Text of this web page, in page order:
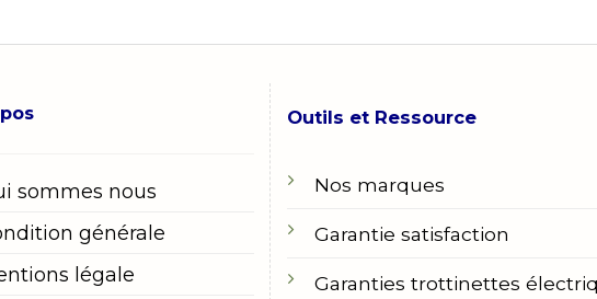
sommes nous
générale
légale
Outils et Ressource
Nos marques
Garantie satisfaction
Garanties trottinettes